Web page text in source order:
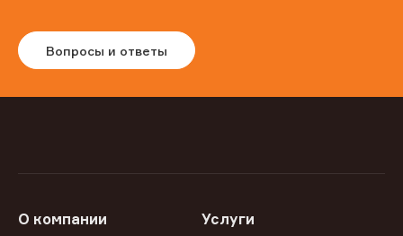
Вопросы и ответы
О компании Услуги